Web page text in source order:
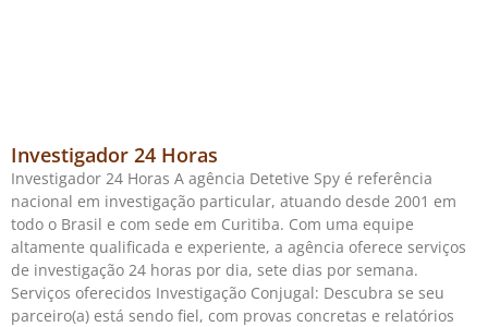
Investigador 24 Horas
Investigador 24 Horas A agência Detetive Spy é referência
nacional em investigação particular, atuando desde 2001 em
todo o Brasil e com sede em Curitiba. Com uma equipe
altamente qualificada e experiente, a agência oferece serviços
de investigação 24 horas por dia, sete dias por semana.
Serviços oferecidos Investigação Conjugal: Descubra se seu
parceiro(a) está sendo fiel, com provas concretas e relatórios